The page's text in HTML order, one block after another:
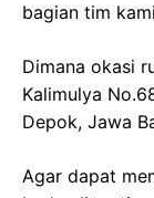
bagian tim
Dimana okasi
Kalimulya
Depok, Jawa
Agar dapat